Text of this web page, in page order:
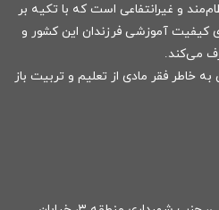
و غیرانتفاعی است که با تکیه بر
کیفیت آموزشی فرزندان این کشور و
می‌کند.
فقر مادی از تعلیم و تربیت باز